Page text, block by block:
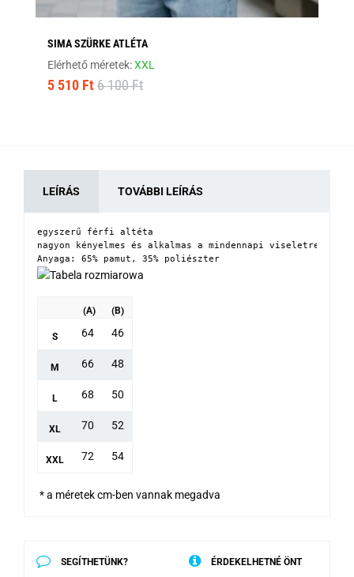
SIMA SZÜRKE ATLÉTA
Elérhető méretek:XXL
5 510 Ft 6 100 Ft
LEÍRÁS TOVÁBBI LEÍRÁS
egyszerű férfi altéta
nagyon kényelmes és alkalmas a mindennapi viseletre
Anyaga: 65% pamut, 35% poliészter
(A) (B)
S 64 46
M 66 48
L 68 50
XL 70 52
XXL 72 54
* a méretek cm-ben vannak megadva
SEGÍTHETÜNK? ÉRDEKELHETNÉ ÖNT